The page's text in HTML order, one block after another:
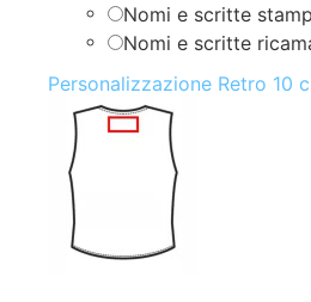
Nomi e scritte
Nomi e scritte
Personalizzazione Retro 10